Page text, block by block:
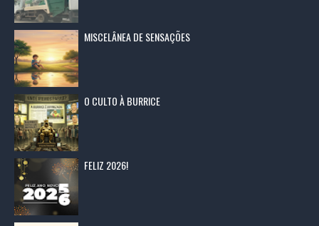
MISCELÂNEA DE SENSAÇÕES
O CULTO À BURRICE
FELIZ 2026!